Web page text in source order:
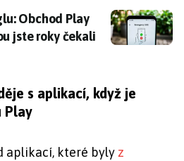
Obchod Play dostal funkci,
Obchod Play
jste roky čekali
s aplikací, když je
Play
aplikací, které bylyz